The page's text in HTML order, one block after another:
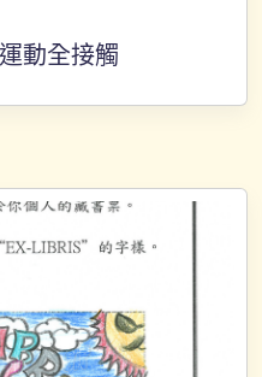
動全接觸